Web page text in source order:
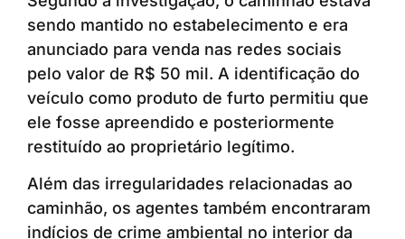
sendo mantido no estabelecimento e era
anunciado para venda nas redes sociais
pelo valor de R$ 50 mil. A identificação do
veículo como produto de furto permitiu que
ele fosse apreendido e posteriormente
restituído ao proprietário legítimo.
Além das irregularidades relacionadas ao
caminhão, os agentes também encontraram
indícios de crime ambiental no interior da